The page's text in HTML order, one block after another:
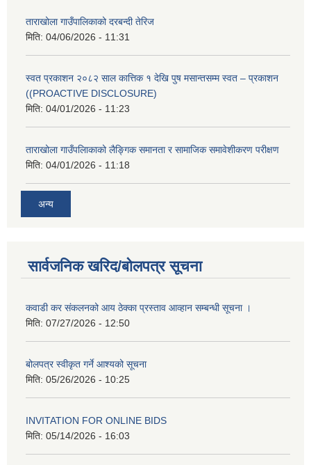
ताराखोला गाउँपालिकाको दरबन्दी तेरिज
मिति: 04/06/2026 - 11:31
स्वत प्रकाशन २०८२ साल कात्तिक १ देखि पुष मसान्तसम्म स्वत – प्रकाशन
((PROACTIVE DISCLOSURE)
मिति: 04/01/2026 - 11:23
ताराखोला गाउँपलािकाको लैङ्गिक समानता र सामाजिक समावेशीकरण परीक्षण
मिति: 04/01/2026 - 11:18
अन्य
सार्वजनिक खरिद/बोलपत्र सूचना
कवाडी कर संकलनको आय ठेक्का प्रस्ताव आव्हान सम्बन्धी सूचना ।
मिति: 07/27/2026 - 12:50
बोलपत्र स्वीकृत गर्ने आश्यको सूचना
मिति: 05/26/2026 - 10:25
INVITATION FOR ONLINE BIDS
मिति: 05/14/2026 - 16:03